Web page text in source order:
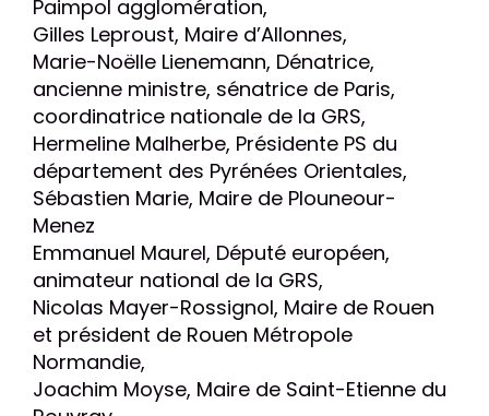
Paimpol agglomération,
Gilles Leproust, Maire d’Allonnes,
Marie-Noëlle Lienemann, Dénatrice,
ancienne ministre, sénatrice de Paris,
coordinatrice nationale de la GRS,
Hermeline Malherbe, Présidente PS du
département des Pyrénées Orientales,
Sébastien Marie, Maire de Plouneour-
Menez
Emmanuel Maurel, Député européen,
animateur national de la GRS,
Nicolas Mayer-Rossignol, Maire de Rouen
et président de Rouen Métropole
Normandie,
Joachim Moyse, Maire de Saint-Etienne du